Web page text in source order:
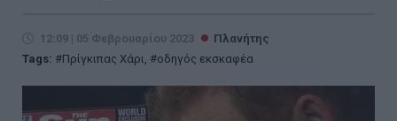
12:09 | 05 Φεβρουαρίου 2023
Πλανήτης
Tags:
Πρίγκιπας Χάρι, οδηγός εκσκαφέα